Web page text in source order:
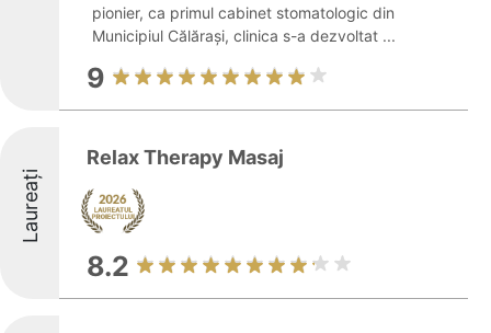
pionier, ca primul cabinet stomatologic din
Municipiul Călărași, clinica s-a dezvoltat ...
9
Laureați
Relax Therapy Masaj
8.2